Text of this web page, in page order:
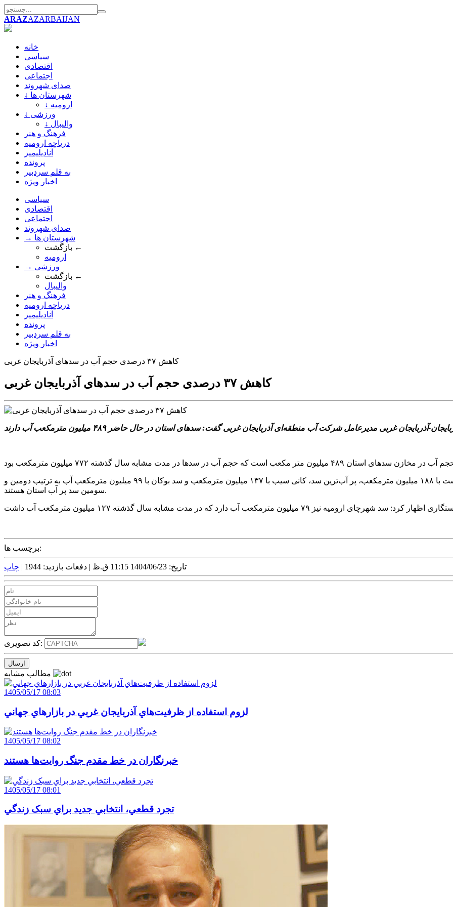
ARAZAZARBAIJAN
خانه
سیاسی
اقتصادی
اجتماعی
صدای شهروند
↓ شهرستان ها
↓ ارومیه
↓ ورزشی
↓ والیبال
فرهنگ و هنر
دریاچه ارومیه
آنادیلیمیز
پرونده
به قلم سردبیر
اخبار ویژه
سیاسی
اقتصادی
اجتماعی
صدای شهروند
→ شهرستان ها
بازگشت ←
ارومیه
→ ورزشی
بازگشت ←
والیبال
فرهنگ و هنر
دریاچه ارومیه
آنادیلیمیز
پرونده
به قلم سردبیر
اخبار ویژه
کاهش ۳۷ درصدی حجم آب در سدهای آذربایجان غربی
وی با اشاره به سدهای پر آب استان گفت: در حال حاضر سد سردشت با ۱۸۸ میلیون مترمکعب، پر آب‌ترین سد، کانی سیب با ۱۳۷ میلیون مترمکعب و سد بوکان با ۹۹ میلیون مترمکعب آب به ترتیب دومین و
سومین سد پر آب استان هستند.
برچسب ها:
تاریخ: 1404/06/23 11:15 ق.ظ | دفعات بازدید: 1944 | چاپ
کد تصویری:
1405/05/17 08:03
لزوم استفاده از ظرفيت‌هاي آذربايجان غربي در بازارهاي جهاني
1405/05/17 08:02
خبرنگاران در خط مقدم جنگ روايت‌ها هستند
1405/05/17 08:01
تجرد قطعي، انتخابي جديد براي سبک زندگي